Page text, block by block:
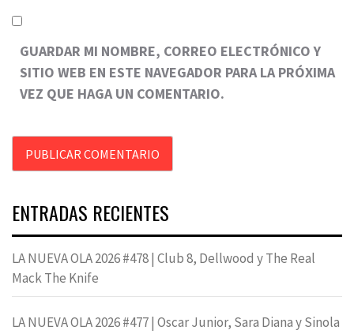
GUARDAR MI NOMBRE, CORREO ELECTRÓNICO Y
SITIO WEB EN ESTE NAVEGADOR PARA LA PRÓXIMA
VEZ QUE HAGA UN COMENTARIO.
ENTRADAS RECIENTES
LA NUEVA OLA 2026 #478 | Club 8, Dellwood y The Real
Mack The Knife
LA NUEVA OLA 2026 #477 | Oscar Junior, Sara Diana y Sinola